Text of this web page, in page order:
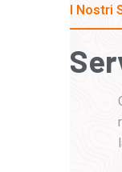
I Nostri